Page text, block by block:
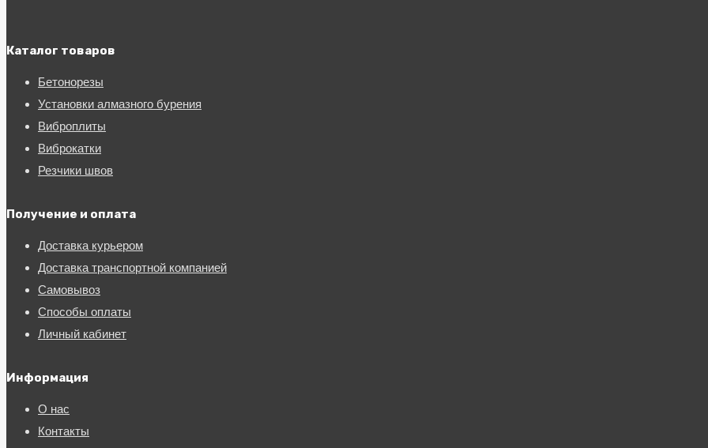
Каталог товаров
Бетонорезы
Установки алмазного бурения
Виброплиты
Виброкатки
Резчики швов
Получение и оплата
Доставка курьером
Доставка транспортной компанией
Самовывоз
Способы оплаты
Личный кабинет
Информация
О нас
Контакты